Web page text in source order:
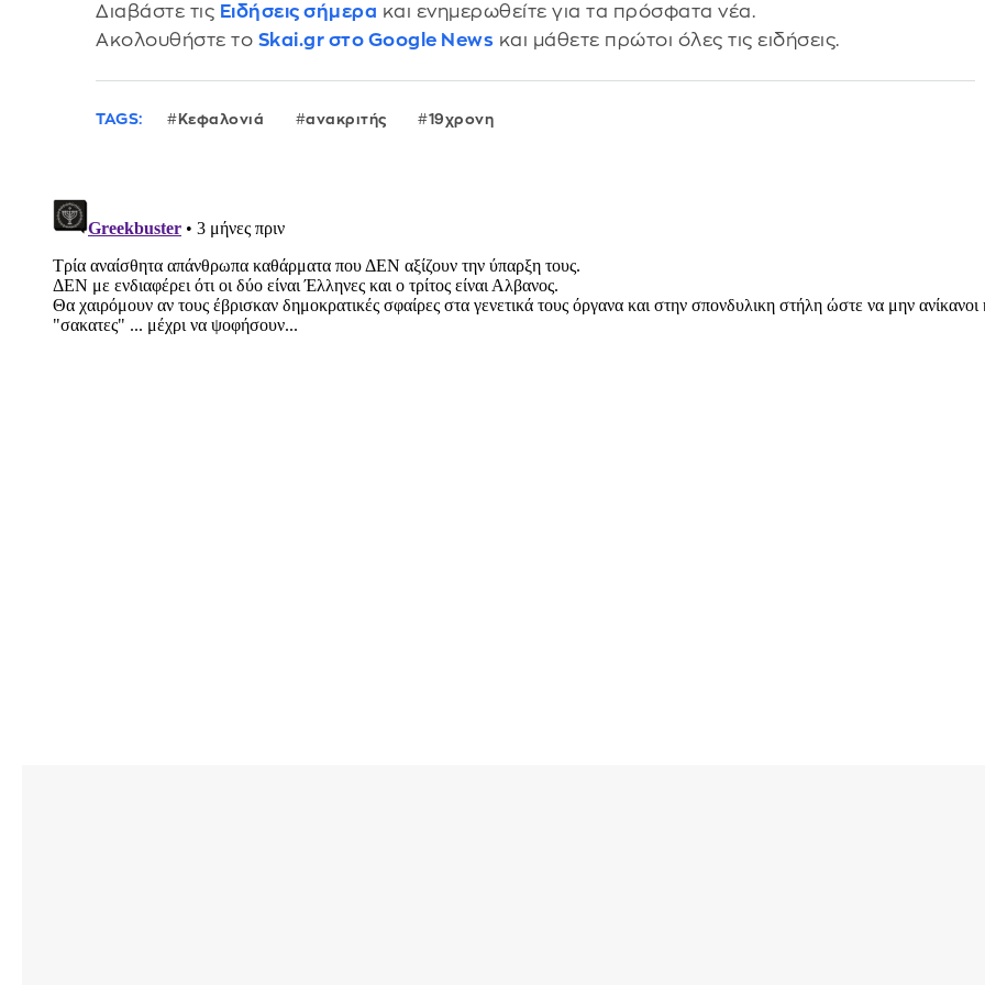
Διαβάστε τις Ειδήσεις σήμερα και ενημερωθείτε για τα πρόσφατα νέα.
Ακολουθήστε το Skai.gr στο Google News και μάθετε πρώτοι όλες τις ειδήσεις.
TAGS: Κεφαλονιά ανακριτής 19χρονη